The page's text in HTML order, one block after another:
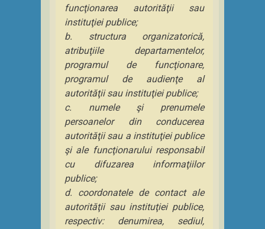
funcţionarea autorităţii sau
instituţiei publice;
b. structura organizatorică,
atribuţiile departamentelor,
programul de funcţionare,
programul de audienţe al
autorităţii sau instituţiei publice;
c. numele şi prenumele
persoanelor din conducerea
autorităţii sau a instituţiei publice
şi ale funcţionarului responsabil
cu difuzarea informaţiilor
publice;
d. coordonatele de contact ale
autorităţii sau instituţiei publice,
respectiv: denumirea, sediul,